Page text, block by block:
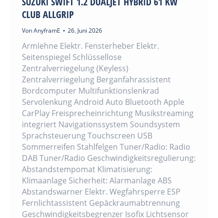
CLUB ALLGRIP
VonAnyframE 26. Juni 2026
Armlehne Elektr. Fensterheber Elektr.
Seitenspiegel Schlüssellose
Zentralverriegelung (Keyless)
Zentralverriegelung Berganfahrassistent
Bordcomputer Multifunktionslenkrad
Servolenkung Android Auto Bluetooth Apple
CarPlay Freisprecheinrichtung Musikstreaming
integriert Navigationssystem Soundsystem
Sprachsteuerung Touchscreen USB
Sommerreifen Stahlfelgen Tuner/Radio: Radio
DAB Tuner/Radio Geschwindigkeitsregulierung:
Abstandstempomat Klimatisierung:
Klimaanlage Sicherheit: Alarmanlage ABS
Abstandswarner Elektr. Wegfahrsperre ESP
Fernlichtassistent Gepäckraumabtrennung
Geschwindigkeitsbegrenzer Isofix Lichtsensor